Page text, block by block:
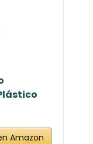
Amazon